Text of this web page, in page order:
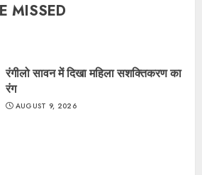
MISSED
रंगीलो सावन में दिखा महिला सशक्तिकरण का
रंग
AUGUST 9, 2026